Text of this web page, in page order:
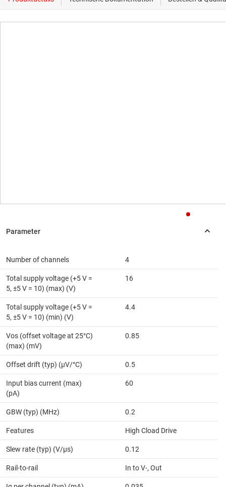
Number of channels 4
Total supply voltage (+5 V =
5, ±5 V = 10) (max) (V)
16
Total supply voltage (+5 V =
5, ±5 V = 10) (min) (V)
4.4
Vos (offset voltage at 25°C)
(max) (mV)
0.85
Offset drift (typ) (µV/°C) 0.5
Input bias current (max)
(pA)
60
GBW (typ) (MHz) 0.2
Features High Cload Drive
Slew rate (typ) (V/µs) 0.12
Rail-to-rail In to V-, Out